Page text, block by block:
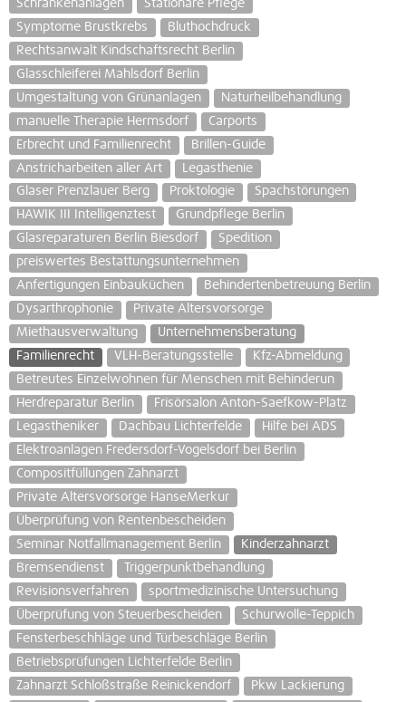
Schrankenanlagen
Stationäre Pflege
Symptome Brustkrebs
Bluthochdruck
Rechtsanwalt Kindschaftsrecht Berlin
Glasschleiferei Mahlsdorf Berlin
Umgestaltung von Grünanlagen
Naturheilbehandlung
manuelle Therapie Hermsdorf
Carports
Erbrecht und Familienrecht
Brillen-Guide
Anstricharbeiten aller Art
Legasthenie
Glaser Prenzlauer Berg
Proktologie
Spachstörungen
HAWIK III Intelligenztest
Grundpflege Berlin
Glasreparaturen Berlin Biesdorf
Spedition
preiswertes Bestattungsunternehmen
Anfertigungen Einbauküchen
Behindertenbetreuung Berlin
Dysarthrophonie
Private Altersvorsorge
Miethausverwaltung
Unternehmensberatung
Familienrecht
VLH-Beratungsstelle
Kfz-Abmeldung
Betreutes Einzelwohnen für Menschen mit Behinderun
Herdreparatur Berlin
Frisörsalon Anton-Saefkow-Platz
Legastheniker
Dachbau Lichterfelde
Hilfe bei ADS
Elektroanlagen Fredersdorf-Vogelsdorf bei Berlin
Compositfüllungen Zahnarzt
Private Altersvorsorge HanseMerkur
Überprüfung von Rentenbescheiden
Seminar Notfallmanagement Berlin
Kinderzahnarzt
Bremsendienst
Triggerpunktbehandlung
Revisionsverfahren
sportmedizinische Untersuchung
Überprüfung von Steuerbescheiden
Schurwolle-Teppich
Fensterbeschhläge und Türbeschläge Berlin
Betriebsprüfungen Lichterfelde Berlin
Zahnarzt Schloßstraße Reinickendorf
Pkw Lackierung